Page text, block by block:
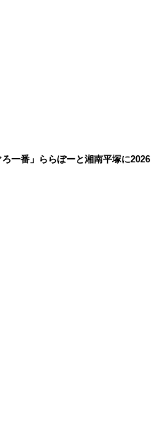
一番」ららぽーと湘南平塚に2026